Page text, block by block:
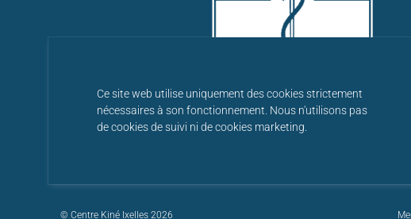
© Centre Kiné Ixelles 2026
Ce site web utilise uniquement des cookies strictement
nécessaires à son fonctionnement. Nous n'utilisons pas
de cookies de suivi ni de cookies marketing.